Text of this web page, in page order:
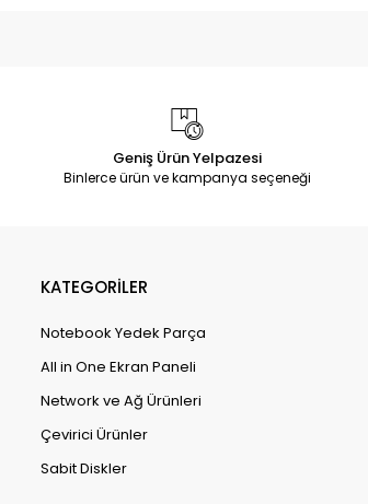
Geniş Ürün Yelpazesi
Binlerce ürün ve kampanya seçeneği
KATEGORİLER
Notebook Yedek Parça
All in One Ekran Paneli
Network ve Ağ Ürünleri
Çevirici Ürünler
Sabit Diskler